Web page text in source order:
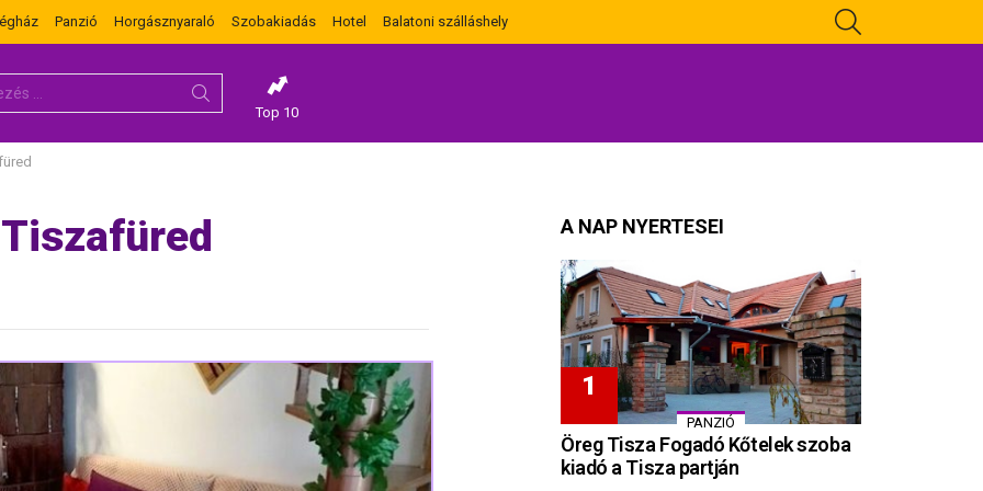
Panzió Horgásznyaraló Szobakiadás Hotel Balatoni szálláshely
Top 10
A NAP NYERTESEI
PANZIÓ
Öreg Tisza Fogadó Kőtelek szoba
kiadó a Tisza partján